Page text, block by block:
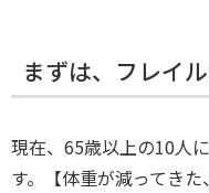
まずは、フレイ
現在、65歳以上の10人
す。【体重が減ってき